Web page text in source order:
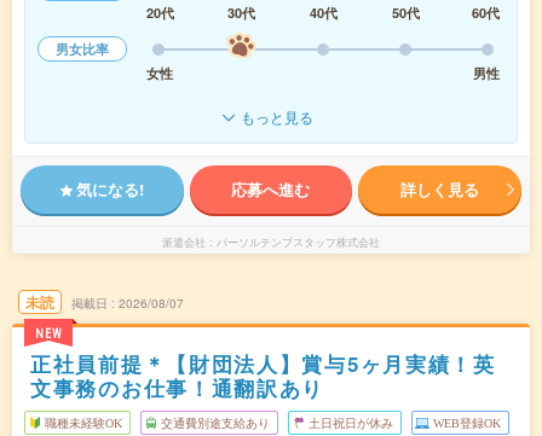
20代
30代 40代 50代
60代
男女比率
女性
男性
もっと見る
気になる! 応募へ進む 詳しく見る
派遣会社 パーソルテンプスタッフ株式会社
未読
NEW
掲載日 2026/08/07
正社員前提＊【財団法人】賞与5ヶ月実績！英
文事務のお仕事！通翻訳あり
職種未経験OK 交通費別途支給あり 土日祝日が休み WEB登録OK